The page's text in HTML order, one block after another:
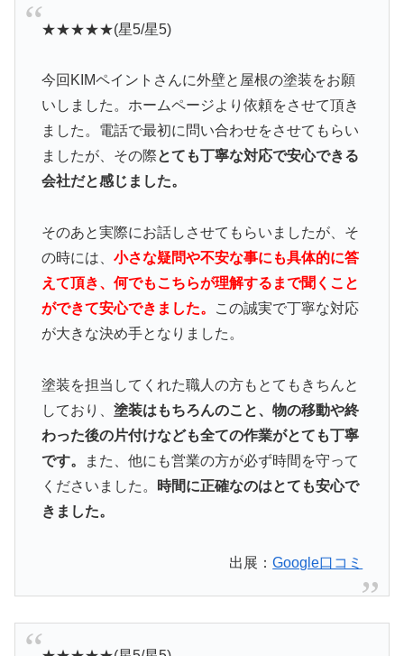
★★★★★(星5/星5)
今回KIMペイントさんに外壁と屋根の塗装をお願
いしました。ホームページより依頼をさせて頂き
ました。電話で最初に問い合わせをさせてもらい
ましたが、その際とても丁寧な対応で安心できる
会社だと感じました。
そのあと実際にお話しさせてもらいましたが、そ
の時には、 小さな疑問や不安な事にも具体的に答
えて頂き、何でもこちらが理解するまで聞くこと
ができて安心できました。
この誠実で丁寧な対応
が大きな決め手となりました。
塗装を担当してくれた職人の方もとてもきちんと
しており、 塗装はもちろんのこと、物の移動や終
わった後の片付けなども全ての作業がとても丁寧
です。
また、他にも営業の方が必ず時間を守って
くださいました。
時間に正確なのはとても安心で
きました。
出展：Google口コミ